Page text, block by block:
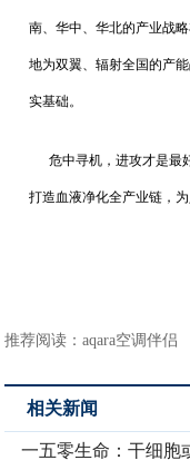
南、华中、华北的产业战
地为双翼、辐射全国的产
实基础。
危中寻机，进攻才是最
打造血液净化全产业链，
推荐阅读：aqara空调伴侣
相关新闻
一五零生命：干细胞